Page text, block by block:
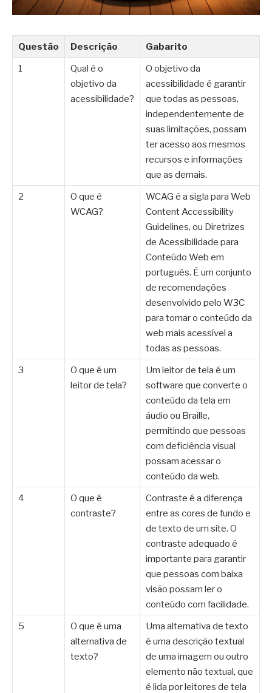
Questão Descrição
Gabarito
1
Qual é o
objetivo da
acessibilidade?
O objetivo da
acessibilidade é garantir
que todas as pessoas,
independentemente de
suas limitações, possam
ter acesso aos mesmos
recursos e informações
que as demais.
2
O que é
WCAG?
WCAG é a sigla para Web
Content Accessibility
Guidelines, ou Diretrizes
de Acessibilidade para
Conteúdo Web em
português. É um conjunto
de recomendações
desenvolvido pelo W3C
para tornar o conteúdo da
web mais acessível a
todas as pessoas.
3
O que é um
leitor de tela?
Um leitor de tela é um
software que converte o
conteúdo da tela em
áudio ou Braille,
permitindo que pessoas
com deficiência visual
possam acessar o
conteúdo da web.
4
O que é
contraste?
Contraste é a diferença
entre as cores de fundo e
de texto de um site. O
contraste adequado é
importante para garantir
que pessoas com baixa
visão possam ler o
conteúdo com facilidade.
5
O que é uma
alternativa de
texto?
Uma alternativa de texto
é uma descrição textual
de uma imagem ou outro
elemento não textual, que
é lida por leitores de tela